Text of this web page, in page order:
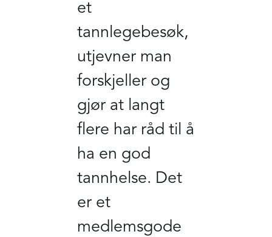
et
tannlegebesøk,
utjevner man
forskjeller og
gjør at langt
flere har råd til å
ha en god
tannhelse. Det
er et
medlemsgode